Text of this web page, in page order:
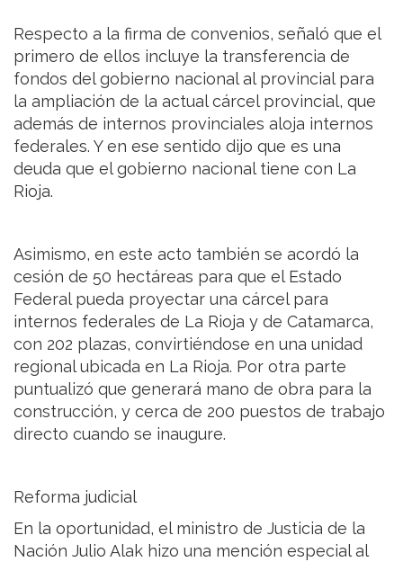
Respecto a la firma de convenios, señaló que el
primero de ellos incluye la transferencia de
fondos del gobierno nacional al provincial para
la ampliación de la actual cárcel provincial, que
además de internos provinciales aloja internos
federales. Y en ese sentido dijo que es una
deuda que el gobierno nacional tiene con La
Rioja.
Asimismo, en este acto también se acordó la
cesión de 50 hectáreas para que el Estado
Federal pueda proyectar una cárcel para
internos federales de La Rioja y de Catamarca,
con 202 plazas, convirtiéndose en una unidad
regional ubicada en La Rioja. Por otra parte
puntualizó que generará mano de obra para la
construcción, y cerca de 200 puestos de trabajo
directo cuando se inaugure.
Reforma judicial
En la oportunidad, el ministro de Justicia de la
Nación Julio Alak hizo una mención especial al